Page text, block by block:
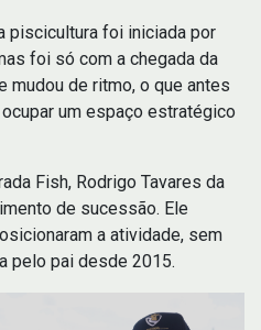
piscicultura foi iniciada por
foi só com a chegada da
mudou de ritmo, o que antes
um espaço estratégico
Fish, Rodrigo Tavares da
de sucessão. Ele
a atividade, sem
pelo pai desde 2015.